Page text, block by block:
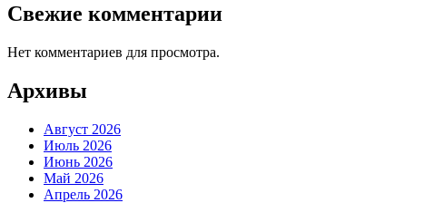
Свежие комментарии
Нет комментариев для просмотра.
Архивы
Август 2026
Июль 2026
Июнь 2026
Май 2026
Апрель 2026